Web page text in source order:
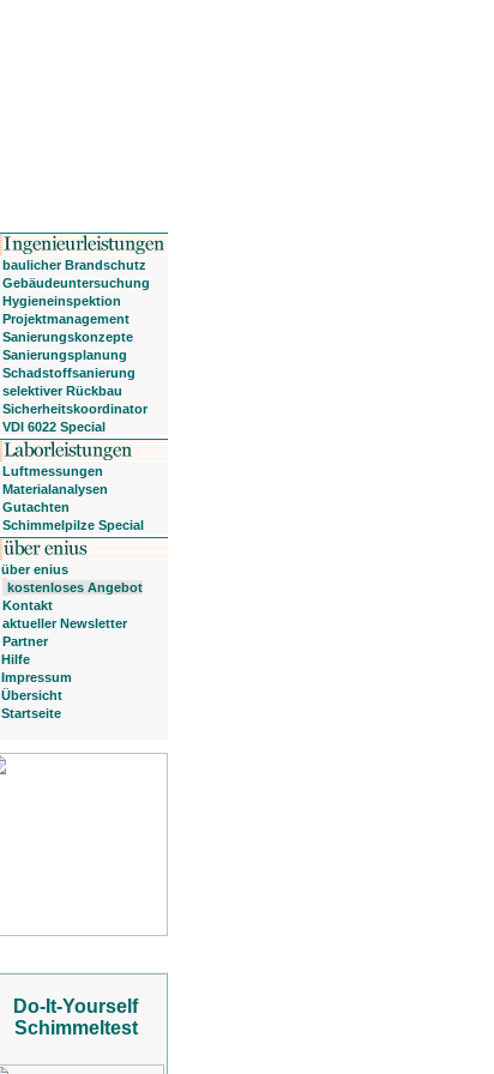
baulicher Brandschutz
Gebäudeuntersuchung
Hygieneinspektion
Projektmanagement
Sanierungskonzepte
Sanierungsplanung
Schadstoffsanierung
selektiver Rückbau
Sicherheitskoordinator
VDI 6022 Special
Luftmessungen
Materialanalysen
Gutachten
Schimmelpilze Special
über enius
kostenloses Angebot
Kontakt
aktueller Newsletter
Partner
Hilfe
Impressum
Übersicht
Startseite
Do-It-Yourself
Schimmeltest